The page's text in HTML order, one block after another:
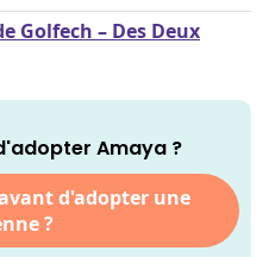
Golfech – Des Deux
Amaya ?
d'adopter une
?